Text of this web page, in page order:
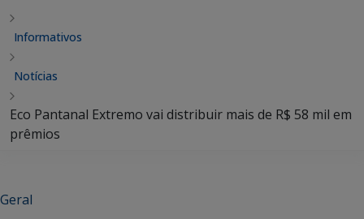
Informativos
Notícias
Eco Pantanal Extremo vai distribuir mais de R$ 58 mil em
prêmios
Geral